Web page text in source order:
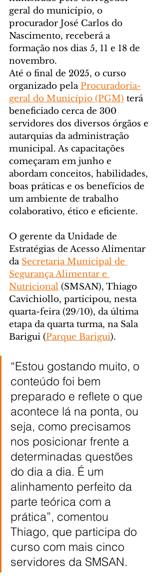
geral do município, o
procurador José Carlos do
Nascimento, receberá a
formação nos dias 5, 11 e 18 de
novembro.
Até o final de 2025, o curso
organizado pela Procuradoria-
geral do Município (PGM) terá
beneficiado cerca de 300
servidores dos diversos órgãos e
autarquias da administração
municipal. As capacitações
começaram em junho e
abordam conceitos, habilidades,
boas práticas e os benefícios de
um ambiente de trabalho
colaborativo, ético e eficiente.
O gerente da Unidade de
Estratégias de Acesso Alimentar
da Secretaria Municipal de
Segurança Alimentar e
Nutricional (SMSAN), Thiago
Cavichiollo, participou, nesta
quarta-feira (29/10), da última
etapa da quarta turma, na Sala
Barigui (Parque Barigui).
“Estou gostando muito, o
conteúdo foi bem
preparado e reflete o que
acontece lá na ponta, ou
seja, como precisamos
nos posicionar frente a
determinadas questões
do dia a dia. É um
alinhamento perfeito da
parte teórica com a
prática”, comentou
Thiago, que participa do
curso com mais cinco
servidores da SMSAN.